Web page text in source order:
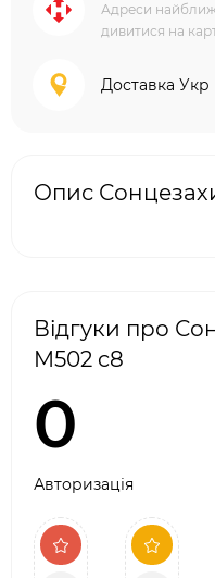
Адреси
дивитися на
Доставка
Опис
Відгуки про
M502 c8
0
Авторизація